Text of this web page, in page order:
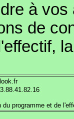
à
de
programme et de